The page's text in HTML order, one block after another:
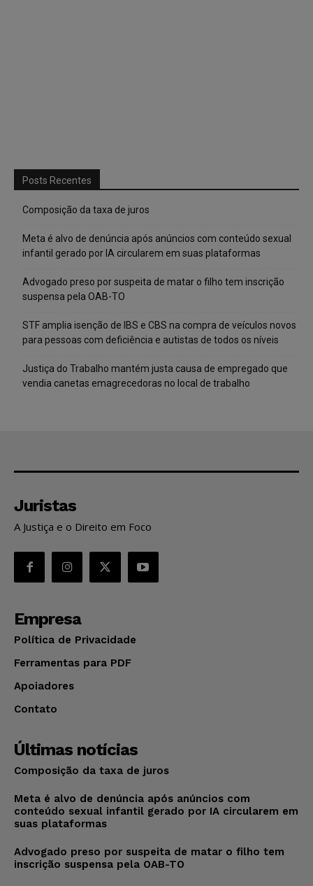
Posts Recentes
Composição da taxa de juros
Meta é alvo de denúncia após anúncios com conteúdo sexual
infantil gerado por IA circularem em suas plataformas
Advogado preso por suspeita de matar o filho tem inscrição
suspensa pela OAB-TO
STF amplia isenção de IBS e CBS na compra de veículos novos
para pessoas com deficiência e autistas de todos os níveis
Justiça do Trabalho mantém justa causa de empregado que
vendia canetas emagrecedoras no local de trabalho
Juristas
A Justiça e o Direito em Foco
Empresa
Política de Privacidade
Ferramentas para PDF
Apoiadores
Contato
Últimas notícias
Composição da taxa de juros
Meta é alvo de denúncia após anúncios com
conteúdo sexual infantil gerado por IA circularem em
suas plataformas
Advogado preso por suspeita de matar o filho tem
inscrição suspensa pela OAB-TO